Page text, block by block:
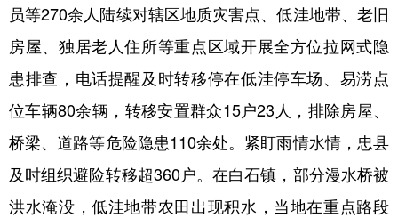
员等270余人陆续对辖区地质灾害点、低洼地带、老旧
房屋、独居老人住所等重点区域开展全方位拉网式隐
患排查，电话提醒及时转移停在低洼停车场、易涝点
位车辆80余辆，转移安置群众15户23人，排除房屋、
桥梁、道路等危险隐患110余处。紧盯雨情水情，忠县
及时组织避险转移超360户。在白石镇，部分漫水桥被
洪水淹没，低洼地带农田出现积水，当地在重点路段